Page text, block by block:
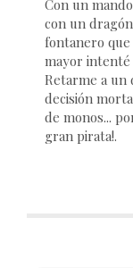
Con un
con un
fontanero que
mayor intenté
Retarme a un
decisión
de monos...
gran pirata!.